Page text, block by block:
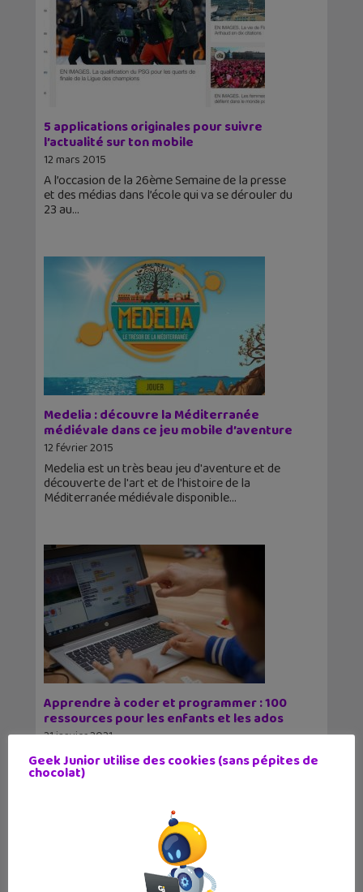
5 applications originales pour suivre
l’actualité sur ton mobile
12 mars 2015
A l’occasion de la 26ème Semaine de la presse
et des médias dans l’école qui va se dérouler du
23 au
Medelia : découvre la Méditerranée
médiévale dans ce jeu mobile d’aventure
12 février 2015
Medelia est un très beau jeu d'aventure et de
découverte de l'art et de l'histoire de la
Méditerranée médiévale disponible
Apprendre à coder et programmer : 100
ressources pour les enfants et les ados
21 janvier 2021
Voici plus de 100 ressources, mises à jour, pour
apprendre à coder, découvrir la robotique et
6 7
Geek Junior utilise des cookies (sans pépites de
chocolat)